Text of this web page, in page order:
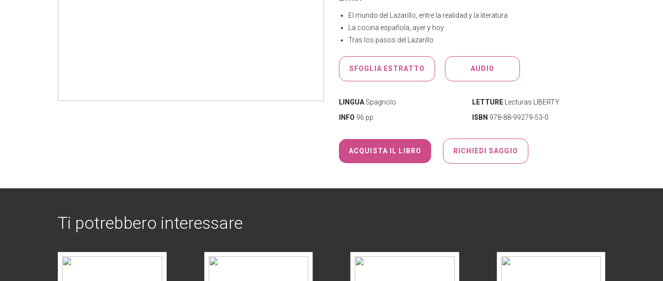
El mundo del Lazarillo, entre la realidad y la literatura
La cocina española, ayer y hoy
Tras los pasos del Lazarillo
SFOGLIA ESTRATTO AUDIO
LINGUA Spagnolo LETTURE Lecturas LIBERTY
INFO 96 pp ISBN 978-88-99279-53-0
ACQUISTA IL LIBRO RICHIEDI SAGGIO
Ti potrebbero interessare